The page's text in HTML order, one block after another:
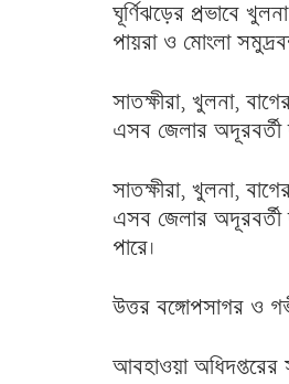
ঘূর্ণিঝড়ের প্রভাবে
পায়রা ও মোংলা
সাতক্ষীরা, খুলনা,
এসব জেলার অদূরবর্তী
সাতক্ষীরা, খুলনা,
এসব জেলার অদূরবর্তী
পারে।
উত্তর বঙ্গোপসাগর ও
আবহাওয়া অধিদপ্তরের